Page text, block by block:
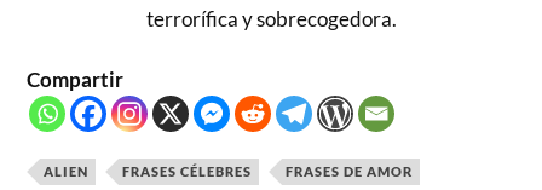
terrorífica y sobrecogedora.
Compartir
ALIEN FRASES CÉLEBRES FRASES DE AMOR